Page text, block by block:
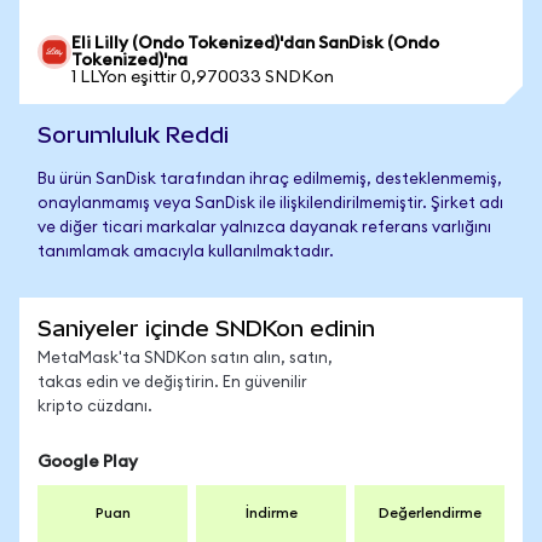
Eli Lilly (Ondo Tokenized)'dan SanDisk (Ondo
Tokenized)'na
1 LLYon eşittir 0,970033 SNDKon
Sorumluluk Reddi
Bu ürün SanDisk tarafından ihraç edilmemiş, desteklenmemiş,
onaylanmamış veya SanDisk ile ilişkilendirilmemiştir. Şirket adı
ve diğer ticari markalar yalnızca dayanak referans varlığını
tanımlamak amacıyla kullanılmaktadır.
Saniyeler içinde SNDKon edinin
MetaMask'ta SNDKon satın alın, satın,
takas edin ve değiştirin. En güvenilir
kripto cüzdanı.
Google Play
Puan İndirme Değerlendirme